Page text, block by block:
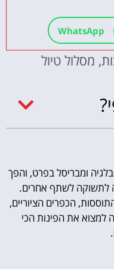
WhatsApp
, מסלול טיול
ומבריסל בפרט, והפך
לתשוקה לשתף אחרים.
הכפרים הציוריים,
למצוא את הפינות הכי